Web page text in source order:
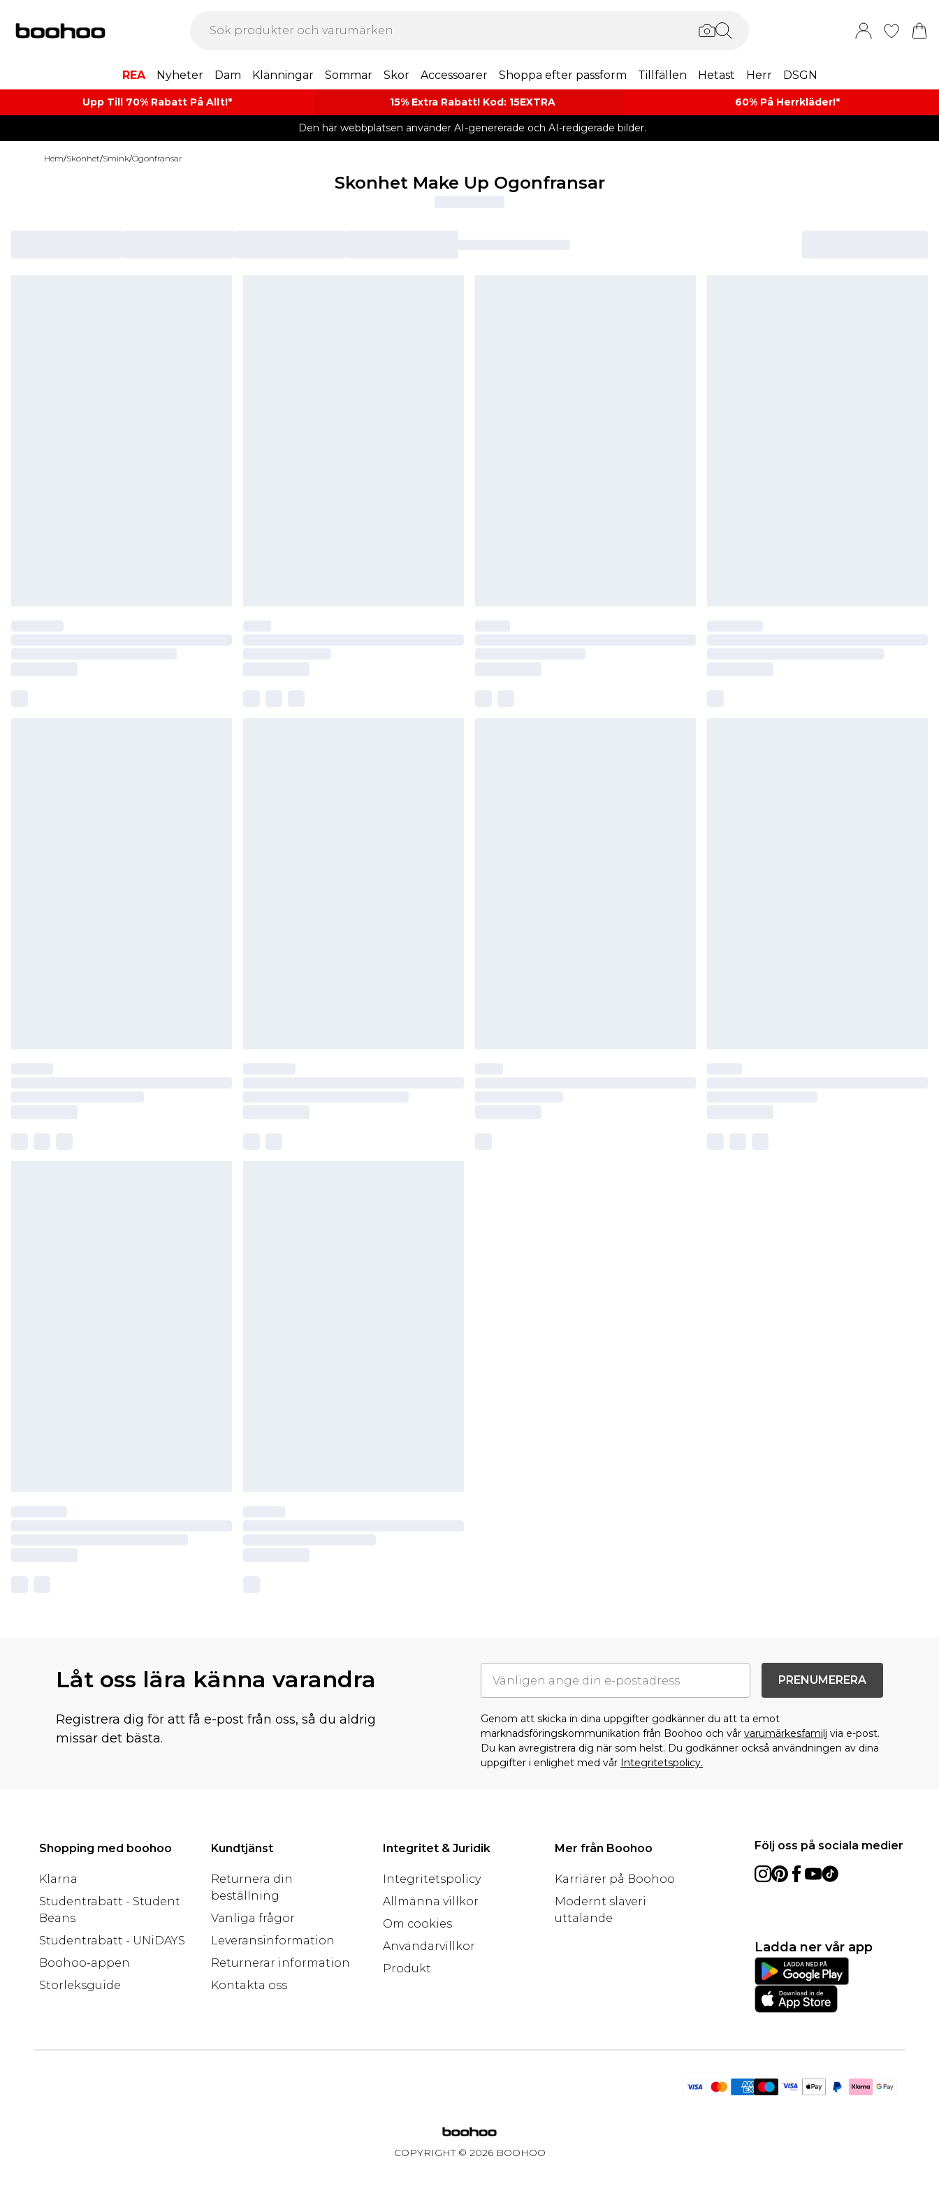
REA Nyheter Dam Klänningar Sommar Skor Accessoarer Shoppa efter passform Tillfällen Hetast Herr DSGN
Upp Till 70% Rabatt På Allt!* 15% Extra Rabatt! Kod: 15EXTRA 60% På Herrkläder!*​
Den här webbplatsen använder AI-genererade och AI-redigerade bilder.
Hem/Skönhet/Smink/Ögonfransar
Skonhet Make Up Ogonfransar
Låt oss lära känna varandra
Registrera dig för att få e-post från oss, så du aldrig
missar det bästa.
PRENUMERERA
Genom att skicka in dina uppgifter godkänner du att ta emot
marknadsföringskommunikation från Boohoo och vår varumärkesfamilj via e-post.
Du kan avregistrera dig när som helst. Du godkänner också användningen av dina
uppgifter i enlighet med vår Integritetspolicy.
Shopping med boohoo
Klarna
Studentrabatt - Student
Beans
Studentrabatt - UNiDAYS
Boohoo-appen
Storleksguide
Kundtjänst
Returnera din
beställning
Vanliga frågor
Leveransinformation
Returnerar information
Kontakta oss
Integritet & Juridik
Integritetspolicy
Allmänna villkor
Om cookies
Användarvillkor
Produkt
Mer från Boohoo
Karriärer på Boohoo
Modernt slaveri
uttalande
Följ oss på sociala medier
Ladda ner vår app
COPYRIGHT © 2026 BOOHOO